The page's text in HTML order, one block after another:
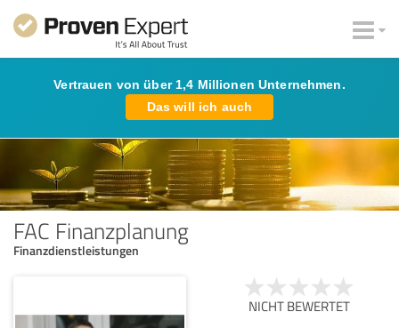
Vertrauen von über 1,4 Millionen Unternehmen.
Das will ich auch
FAC Finanzplanung
Finanzdienstleistungen
NICHT BEWERTET